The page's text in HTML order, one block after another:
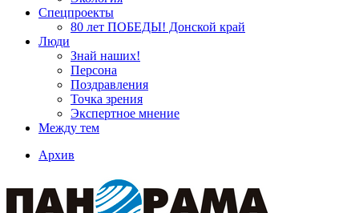
Спецпроекты
80 лет ПОБЕДЫ! Донской край
Люди
Знай наших!
Персона
Поздравления
Точка зрения
Экспертное мнение
Между тем
Архив